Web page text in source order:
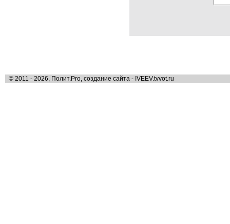
© 2011 - 2026, Полит.Pro, создание сайта - IVEEV.tvvot.ru